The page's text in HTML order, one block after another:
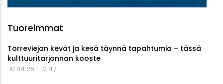
Tuoreimmat
Torreviejan kevät ja kesä täynnä tapahtumia – tässä
kulttuuritarjonnan kooste
10.04.26 - 12:47